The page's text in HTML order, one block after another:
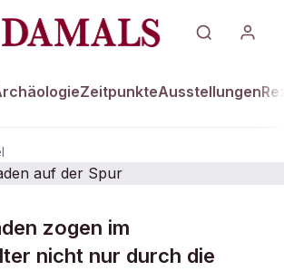
ZeitpunkteAusstellungen
auf der Spur
zogen im
nicht nur durch die